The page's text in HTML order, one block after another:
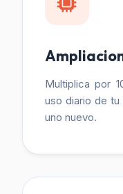
Multiplica por
uso diario de
uno nuevo.